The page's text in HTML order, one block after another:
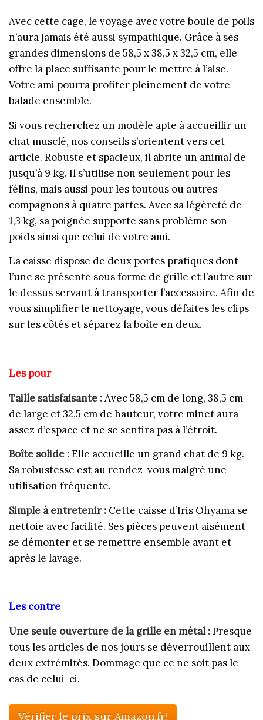
Avec cette cage, le voyage avec votre boule de poils
n’aura jamais été aussi sympathique. Grâce à ses
grandes dimensions de 58,5 x 38,5 x 32,5 cm, elle
offre la place suffisante pour le mettre à l’aise.
Votre ami pourra profiter pleinement de votre
balade ensemble.
Si vous recherchez un modèle apte à accueillir un
chat musclé, nos conseils s’orientent vers cet
article. Robuste et spacieux, il abrite un animal de
jusqu’à 9 kg. Il s’utilise non seulement pour les
félins, mais aussi pour les toutous ou autres
compagnons à quatre pattes. Avec sa légèreté de
1,3 kg, sa poignée supporte sans problème son
poids ainsi que celui de votre ami.
La caisse dispose de deux portes pratiques dont
l’une se présente sous forme de grille et l’autre sur
le dessus servant à transporter l’accessoire. Afin de
vous simplifier le nettoyage, vous défaites les clips
sur les côtés et séparez la boîte en deux.
Les pour
Taille satisfaisante :Avec 58,5 cm de long, 38,5 cm
de large et 32,5 cm de hauteur, votre minet aura
assez d’espace et ne se sentira pas à l’étroit.
Boîte solide :Elle accueille un grand chat de 9 kg.
Sa robustesse est au rendez-vous malgré une
utilisation fréquente.
Simple à entretenir : Cette caisse d’Iris Ohyama se
nettoie avec facilité. Ses pièces peuvent aisément
se démonter et se remettre ensemble avant et
après le lavage.
Les contre
Une seule ouverture de la grille en métal :Presque
tous les articles de nos jours se déverrouillent aux
deux extrémités. Dommage que ce ne soit pas le
cas de celui-ci.
Vérifier le prix sur Amazon.fr!